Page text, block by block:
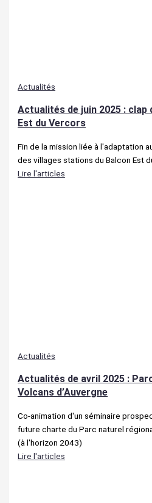
Actualités
Actualités de juin 2025 : clap
Est du Vercors
Fin de la mission liée à l'adaptation
des villages stations du Balcon Est
Lire l'articles
Actualités
Actualités de avril 2025 :
Volcans d’Auvergne
Co-animation d'un séminaire
future charte du Parc naturel
(à l'horizon 2043)
Lire l'articles